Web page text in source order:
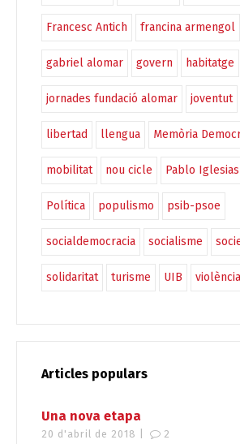
Francesc Antich francina armengol
gabriel alomar govern habitatge
jornades fundació alomar joventut
libertad llengua Memòria
mobilitat nou cicle Pablo Iglesias
Política populismo psib-psoe
socialdemocracia socialisme
solidaritat turisme UIB violència
Articles populars
Una nova etapa
20 d'abril de 2018 | 2